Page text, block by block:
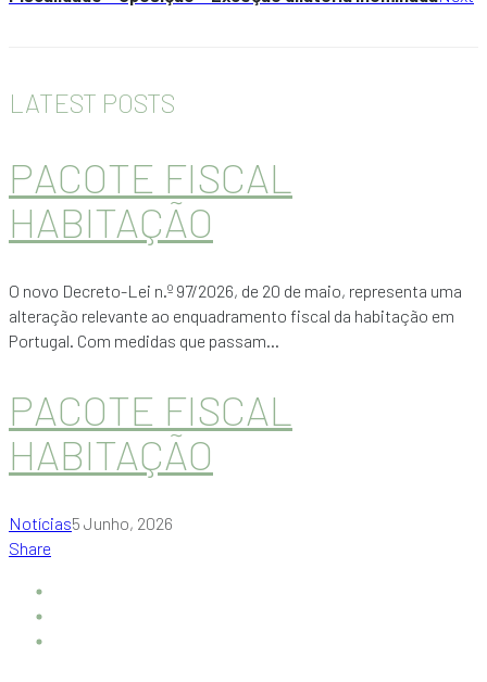
LATEST POSTS
PACOTE FISCAL
HABITAÇÃO
O novo Decreto-Lei n.º 97/2026, de 20 de maio, representa uma
alteração relevante ao enquadramento fiscal da habitação em
Portugal. Com medidas que passam...
PACOTE FISCAL
HABITAÇÃO
Notícias5 Junho, 2026
Share